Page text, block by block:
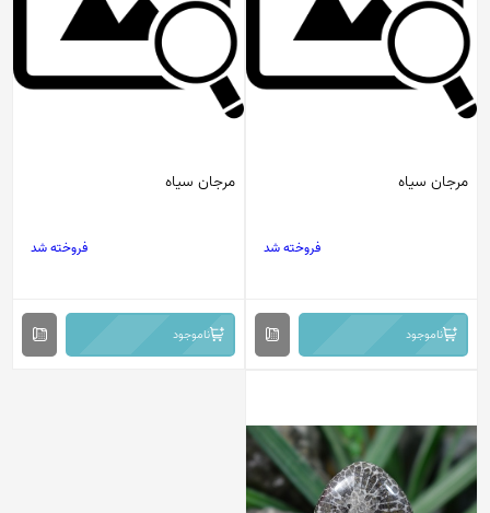
مرجان سیاه
فروخته شد
ناموجود
مرجان سیاه
فروخته شد
ناموجود